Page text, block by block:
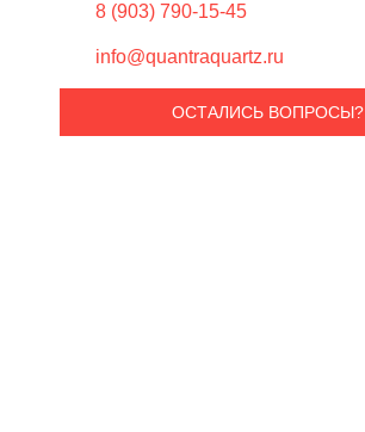
8 (903) 790-15-45
info@quantraquartz.ru
ОСТАЛИСЬ ВОПРОСЫ?